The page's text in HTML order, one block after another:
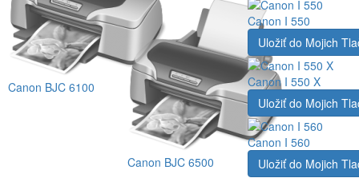
Canon BJC 6100
Canon BJC 6500
Canon I 550
Uložiť do Mojich
Canon I 550 X
Uložiť do Mojich
Canon I 560
Uložiť do Mojich